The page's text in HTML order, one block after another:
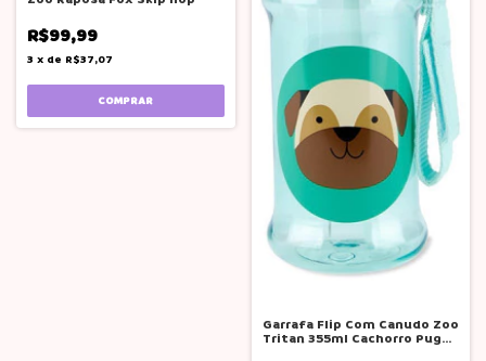
R$99,99
3 x de R$37,07
Garrafa Flip Com Canudo Zoo
Tritan 355ml Cachorro Pug